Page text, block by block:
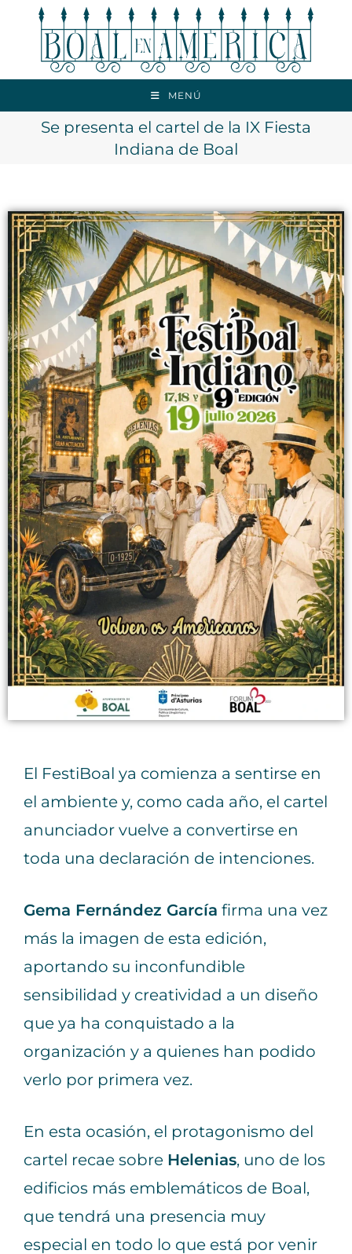
MENÚ
Se presenta el cartel de la IX Fiesta
Indiana de Boal
El FestiBoal ya comienza a sentirse en
el ambiente y, como cada año, el cartel
anunciador vuelve a convertirse en
toda una declaración de intenciones.
Gema Fernández García firma una vez
más la imagen de esta edición,
aportando su inconfundible
sensibilidad y creatividad a un diseño
que ya ha conquistado a la
organización y a quienes han podido
verlo por primera vez.
En esta ocasión, el protagonismo del
cartel recae sobre Helenias, uno de los
edificios más emblemáticos de Boal,
que tendrá una presencia muy
especial en todo lo que está por venir